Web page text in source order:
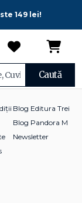
149 lei!
Caută
Blog Editura Trei
Blog Pandora M
Newsletter